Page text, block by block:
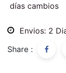
días cambios
Envios: 2
Share :